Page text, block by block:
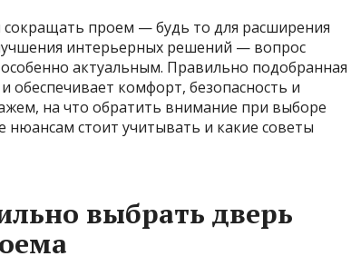
проем — будь то для расширения
интерьерных решений — вопрос
актуальным. Правильно подобранная
обеспечивает комфорт, безопасность и
на что обратить внимание при выборе
стоит учитывать и какие советы
выбрать дверь